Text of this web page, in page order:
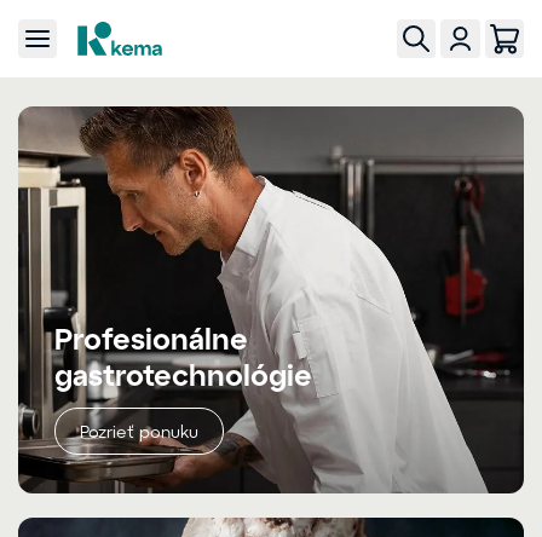
Profesionálne
gastrotechnológie
Pozrieť ponuku